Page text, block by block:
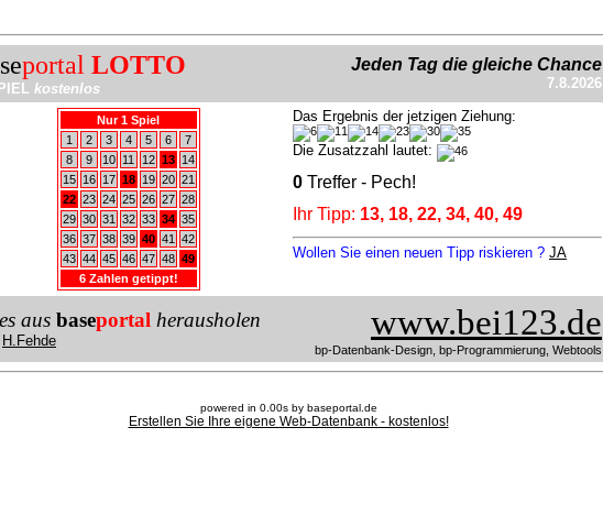
portal LOTTO
kostenlos
Jeden Tag die gleiche Chance
7.8.2026
Nur 1 Spiel
1
2 3 4 5 6
7
8
9 10 11 12 13
14
15
16 17 18 19 20 21
22 23 24 25 26 27 28
29 30 31 32 33 34 35
36 37 38 39 40 41
42
43 44 45 46 47 48 49
6 Zahlen getippt!
Das Ergebnis der jetzigen Ziehung:
Die Zusatzzahl lautet:
0 Treffer - Pech!
Ihr Tipp: 13, 18, 22, 34, 40, 49
Wollen Sie einen neuen Tipp riskieren ? JA
aus baseportal herausholen
H.Fehde www.bei123.de
bp-Datenbank-Design, bp-Programmierung, Webtools
powered in 0.00s by baseportal.de
Erstellen Sie Ihre eigene Web-Datenbank - kostenlos!